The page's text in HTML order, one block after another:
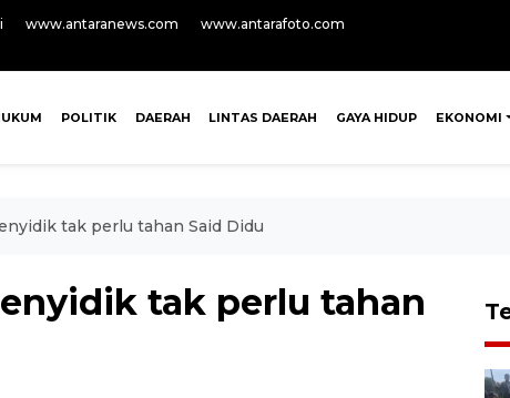
www.antaranews.com
www.antarafoto.com
POLITIK DAERAH LINTAS DAERAH GAYA HIDUP EKONOMI
tak perlu tahan Said Didu
tak perlu tahan